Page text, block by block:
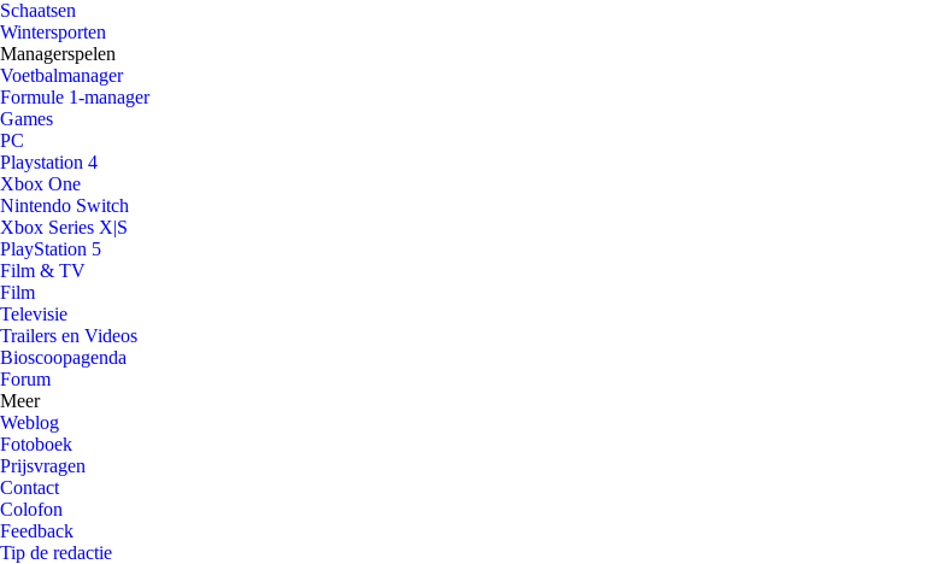
Schaatsen
Wintersporten
Managerspelen
Voetbalmanager
Formule 1-manager
Games
PC
Playstation 4
Xbox One
Nintendo Switch
Xbox Series X|S
PlayStation 5
Film & TV
Film
Televisie
Trailers en Videos
Bioscoopagenda
Forum
Meer
Weblog
Fotoboek
Prijsvragen
Contact
Colofon
Feedback
Tip de redactie